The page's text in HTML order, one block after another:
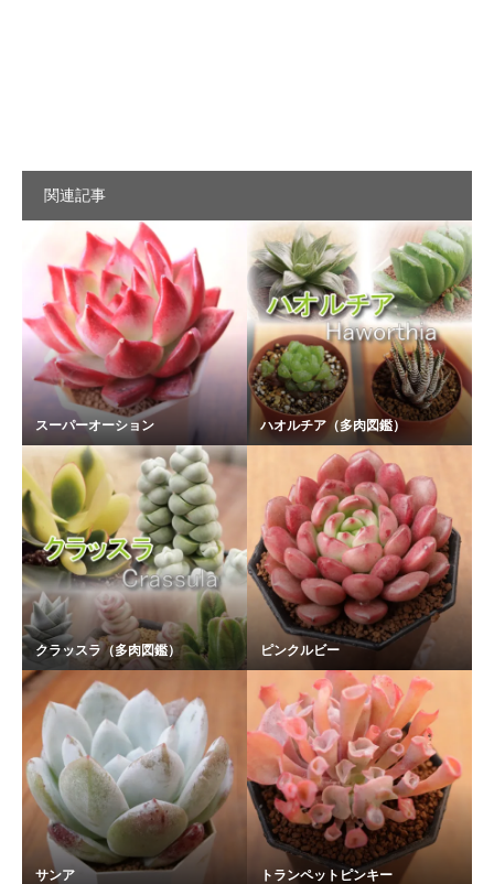
関連記事
スーパーオーション ハオルチア（多肉図鑑）
クラッスラ（多肉図鑑） ピンクルビー
サンア トランペットピンキー